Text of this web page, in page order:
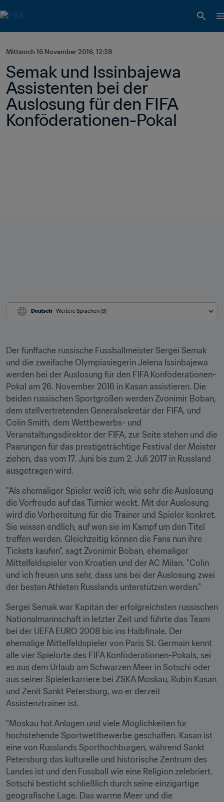
Mittwoch 16 November 2016, 12:28
Semak und Issinbajewa
Assistenten bei der
Auslosung für den FIFA
Konföderationen-Pokal
Deutsch - Weitere Sprachen (3)
Der fünffache russische Fussballmeister Sergei Semak
und die zweifache Olympiasiegerin Jelena Issinbajewa
werden bei der Auslosung für den FIFA Konföderationen-
Pokal am 26. November 2016 in Kasan assistieren. Die
beiden russischen Sportgrößen werden Zvonimir Boban,
dem stellvertretenden Generalsekretär der FIFA, und
Colin Smith, dem Wettbewerbs- und
Veranstaltungsdirektor der FIFA, zur Seite stehen und die
Paarungen für das prestigeträchtige Festival der Meister
ziehen, das vom 17. Juni bis zum 2. Juli 2017 in Russland
ausgetragen wird.
"Als ehemaliger Spieler weiß ich, wie sehr die Auslosung
die Vorfreude auf das Turnier weckt. Mit der Auslosung
wird die Vorbereitung für die Trainer und Spieler konkret.
Sie wissen endlich, auf wen sie im Kampf um den Titel
treffen werden. Gleichzeitig können die Fans nun ihre
Tickets kaufen", sagt Zvonimir Boban, ehemaliger
Mittelfeldspieler von Kroatien und der AC Milan. "Colin
und ich freuen uns sehr, dass uns bei der Auslosung zwei
der besten Athleten Russlands unterstützen werden."
Sergei Semak war Kapitän der erfolgreichsten russischen
Nationalmannschaft in letzter Zeit und führte das Team
bei der UEFA EURO 2008 bis ins Halbfinale. Der
ehemalige Mittelfeldspieler von Paris St. Germain kennt
alle vier Spielorte des FIFA Konföderationen-Pokals, sei
es aus dem Urlaub am Schwarzen Meer in Sotschi oder
aus seiner Spielerkarriere bei ZSKA Moskau, Rubin Kasan
und Zenit Sankt Petersburg, wo er derzeit
Assistenztrainer ist.
"Moskau hat Anlagen und viele Möglichkeiten für
hochstehende Sportwettbewerbe geschaffen. Kasan ist
eine von Russlands Sporthochburgen, während Sankt
Petersburg das kulturelle und historische Zentrum des
Landes ist und den Fussball wie eine Religion zelebriert.
Sotschi besticht schließlich durch seine einzigartige
geografische Lage. Das warme Meer und die